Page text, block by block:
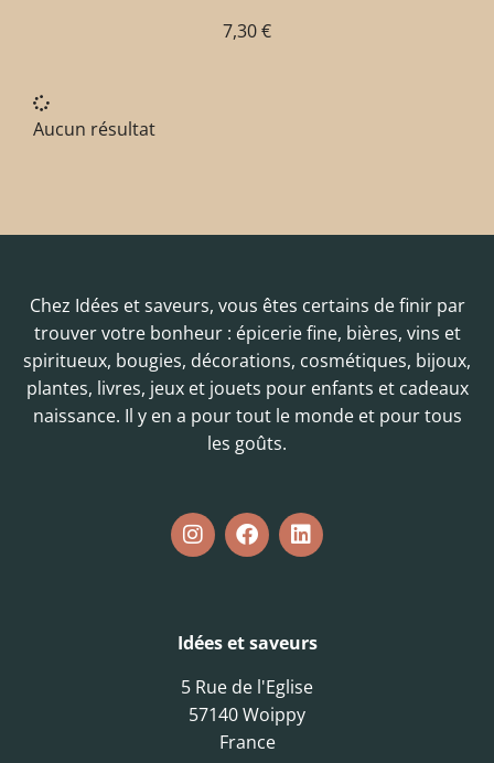
7,30€
Aucun résultat
Chez Idées et saveurs, vous êtes certains de finir par
trouver votre bonheur : épicerie fine, bières, vins et
spiritueux, bougies, décorations, cosmétiques, bijoux,
plantes, livres, jeux et jouets pour enfants et cadeaux
naissance. Il y en a pour tout le monde et pour tous
les goûts.
Idées et saveurs
5 Rue de l'Eglise
57140 Woippy
France